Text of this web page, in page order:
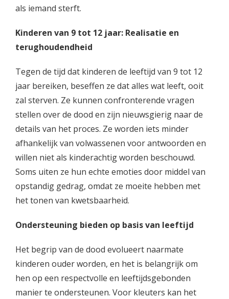
als iemand sterft.
Kinderen van 9 tot 12 jaar: Realisatie en
terughoudendheid
Tegen de tijd dat kinderen de leeftijd van 9 tot 12
jaar bereiken, beseffen ze dat alles wat leeft, ooit
zal sterven. Ze kunnen confronterende vragen
stellen over de dood en zijn nieuwsgierig naar de
details van het proces. Ze worden iets minder
afhankelijk van volwassenen voor antwoorden en
willen niet als kinderachtig worden beschouwd.
Soms uiten ze hun echte emoties door middel van
opstandig gedrag, omdat ze moeite hebben met
het tonen van kwetsbaarheid.
Ondersteuning bieden op basis van leeftijd
Het begrip van de dood evolueert naarmate
kinderen ouder worden, en het is belangrijk om
hen op een respectvolle en leeftijdsgebonden
manier te ondersteunen. Voor kleuters kan het